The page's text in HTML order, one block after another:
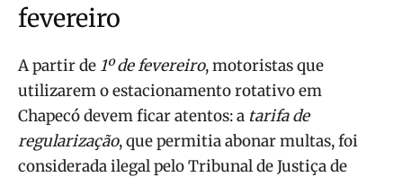
fevereiro
A partir de 1º de fevereiro, motoristas que
utilizarem o estacionamento rotativo em
Chapecó devem ficar atentos: a tarifa de
regularização, que permitia abonar multas, foi
considerada ilegal pelo Tribunal de Justiça de